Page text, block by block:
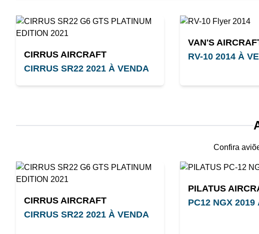
CIRRUS AIRCRAFT
CIRRUS SR22 2021 À VENDA
VAN'S
RV-10 2014 À
Confira
CIRRUS AIRCRAFT
CIRRUS SR22 2021 À VENDA
PILATUS
PC12 NGX 2019